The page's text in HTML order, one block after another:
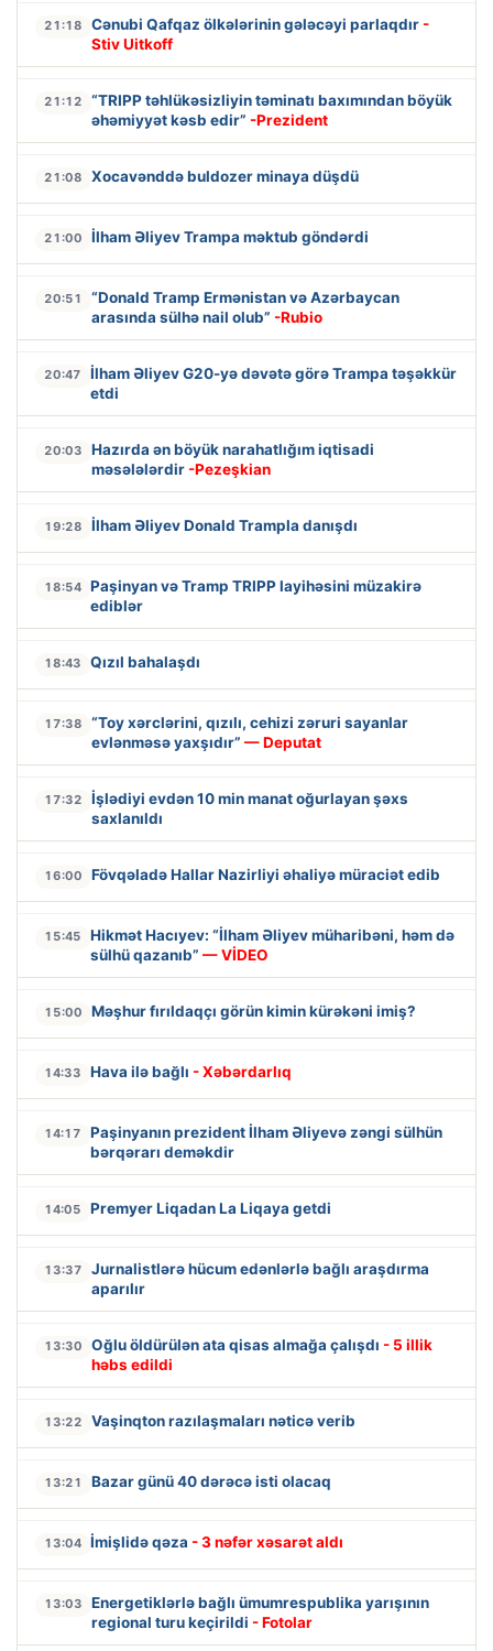
21:18 Cənubi Qafqaz ölkələrinin gələcəyi parlaqdır -
Stiv Uitkoff
21:12
“TRIPP təhlükəsizliyin təminatı baxımından böyük
əhəmiyyət kəsb edir” -Prezident
21:08 Xocavənddə buldozer minaya düşdü
21:00 İlham Əliyev Trampa məktub göndərdi
20:51
“Donald Tramp Ermənistan və Azərbaycan
arasında sülhə nail olub” -Rubio
20:47
İlham Əliyev G20-yə dəvətə görə Trampa təşəkkür
etdi
20:03
Hazırda ən böyük narahatlığım iqtisadi
məsələlərdir -Pezeşkian
19:28 İlham Əliyev Donald Trampla danışdı
18:54 Paşinyan və Tramp TRIPP layihəsini müzakirə
ediblər
18:43 Qızıl bahalaşdı
17:38
“Toy xərclərini, qızılı, cehizi zəruri sayanlar
evlənməsə yaxşıdır” — Deputat
17:32
İşlədiyi evdən 10 min manat oğurlayan şəxs
saxlanıldı
16:00 Fövqəladə Hallar Nazirliyi əhaliyə müraciət edib
15:45
Hikmət Hacıyev: “İlham Əliyev müharibəni, həm də
sülhü qazanıb” — VİDEO
15:00 Məşhur fırıldaqçı görün kimin kürəkəni imiş?
14:33 Hava ilə bağlı - Xəbərdarlıq
14:17
Paşinyanın prezident İlham Əliyevə zəngi sülhün
bərqərarı deməkdir
14:05 Premyer Liqadan La Liqaya getdi
13:37
Jurnalistlərə hücum edənlərlə bağlı araşdırma
aparılır
13:30 Oğlu öldürülən ata qisas almağa çalışdı - 5 illik
həbs edildi
13:22 Vaşinqton razılaşmaları nəticə verib
13:21 Bazar günü 40 dərəcə isti olacaq
13:04 İmişlidə qəza - 3 nəfər xəsarət aldı
13:03
Energetiklərlə bağlı ümumrespublika yarışının
regional turu keçirildi - Fotolar